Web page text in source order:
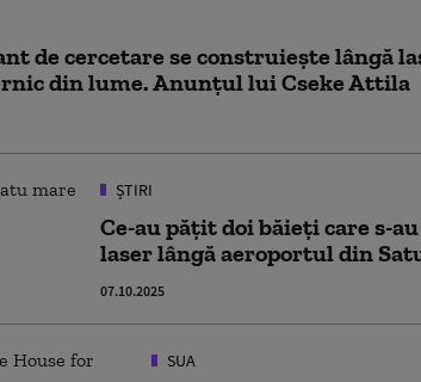
de cercetare se construiește lângă
din lume. Anunțul lui Cseke Attila
ȘTIRI
Ce-au pățit doi băieți care s-
laser lângă aeroportul din
07.10.2025
SUA